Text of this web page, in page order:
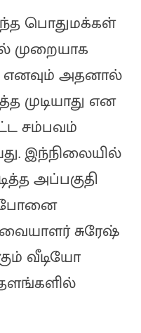
பொதுமக்கள்
முறையாக
எனவும் அதனால்
முடியாது என
சம்பவம்
இந்நிலையில்
அப்பகுதி
சுரேஷ்
வீடியோ